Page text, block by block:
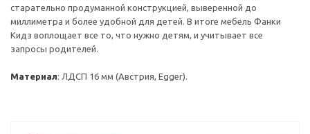
старательно продуманной конструкцией, выверенной до
миллиметра и более удобной для детей. В итоге мебель Фанки
Кидз воплощает все то, что нужно детям, и учитывает все
запросы родителей.
Материал: ЛДСП 16 мм (Австрия, Egger).